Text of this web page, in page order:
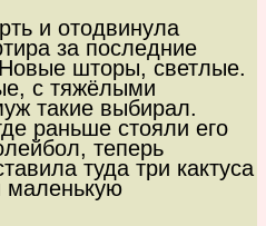
и отодвинула
за последние
шторы, светлые.
с тяжёлыми
такие выбирал.
раньше стояли его
теперь
туда три кактуса
маленькую